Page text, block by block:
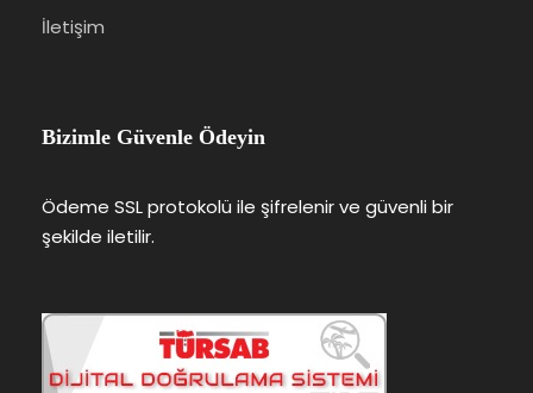
İletişim
Bizimle Güvenle Ödeyin
Ödeme SSL protokolü ile şifrelenir ve güvenli bir
şekilde iletilir.